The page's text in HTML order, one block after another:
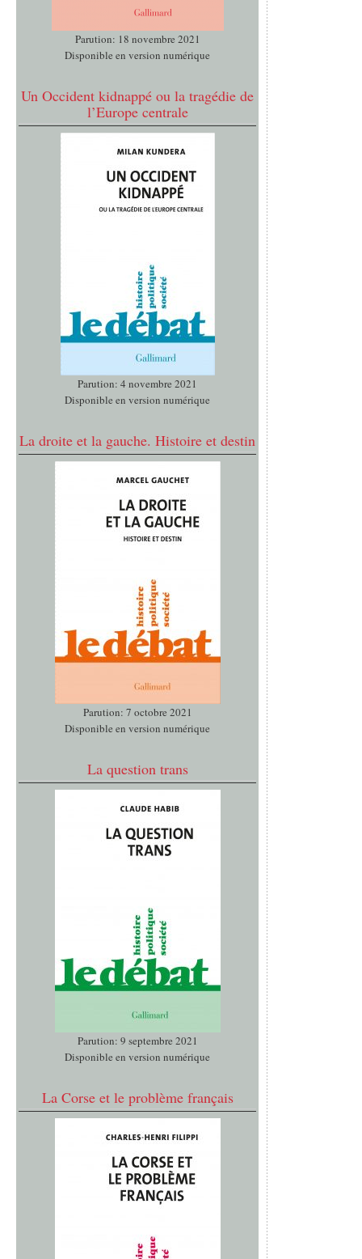
Parution: 18 novembre 2021
Disponible en version numérique
Un Occident kidnappé ou la tragédie de
l’Europe centrale
Parution: 4 novembre 2021
Disponible en version numérique
La droite et la gauche. Histoire et destin
Parution: 7 octobre 2021
Disponible en version numérique
La question trans
Parution: 9 septembre 2021
Disponible en version numérique
La Corse et le problème français